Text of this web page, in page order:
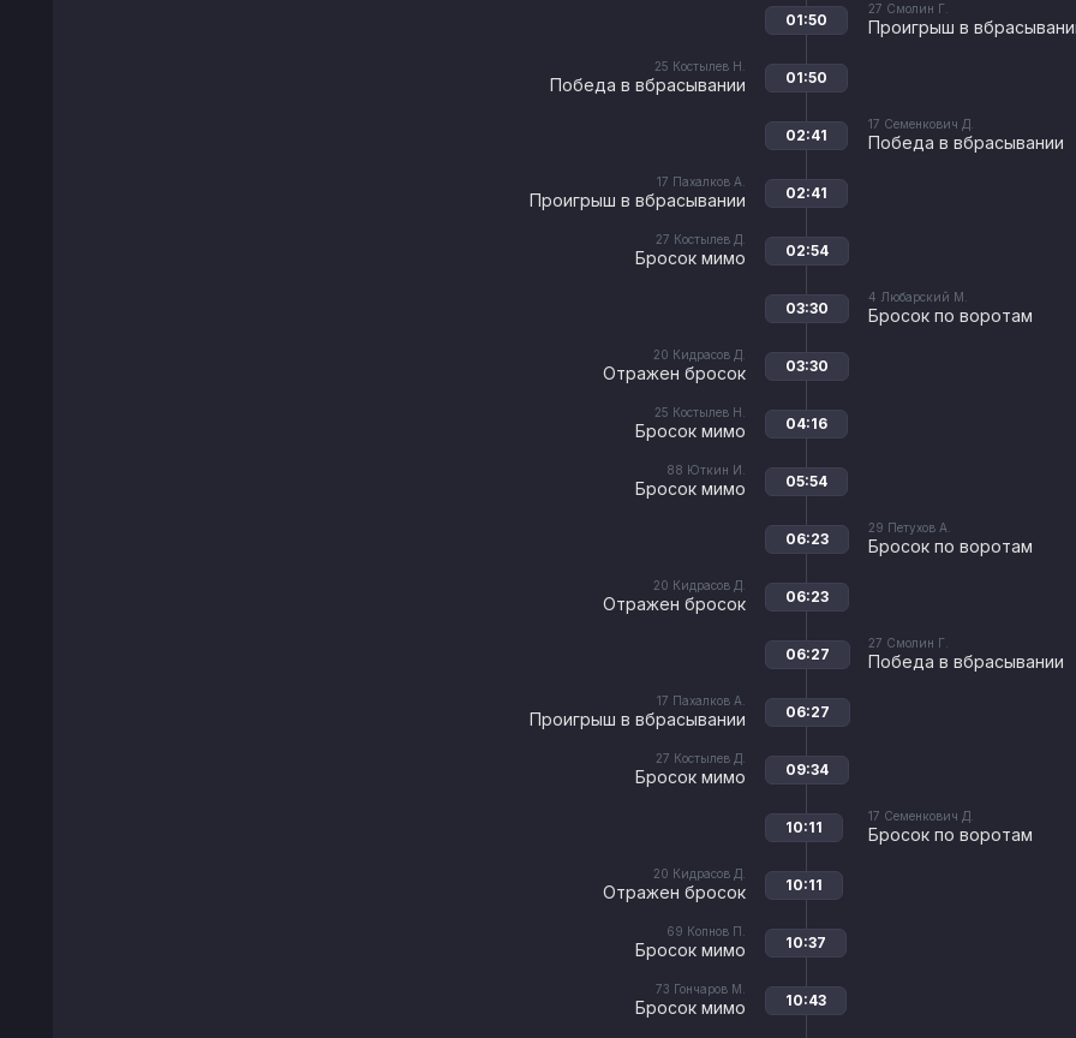
27 Смолин Г.
Проигрыш в
01:50
25 Костылев Н.
Победа в вбрасывании 01:50
17 Семенкович Д.
Победа в вбрасывании
02:41
17 Пахалков А.
Проигрыш в вбрасывании 02:41
27 Костылев Д.
Бросок мимо 02:54
4 Любарский М.
Бросок по воротам
03:30
20 Кидрасов Д.
Отражен бросок 03:30
25 Костылев Н.
Бросок мимо 04:16
88 Юткин И.
Бросок мимо 05:54
29 Петухов А.
Бросок по воротам
06:23
20 Кидрасов Д.
Отражен бросок 06:23
27 Смолин Г.
Победа в вбрасывании
06:27
17 Пахалков А.
Проигрыш в вбрасывании 06:27
27 Костылев Д.
Бросок мимо 09:34
17 Семенкович Д.
Бросок по воротам
10:11
20 Кидрасов Д.
Отражен бросок 10:11
69 Копнов П.
Бросок мимо 10:37
73 Гончаров М.
Бросок мимо 10:43